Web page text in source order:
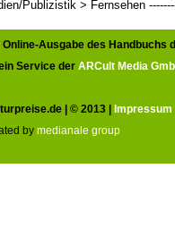
Publizistik > Fernsehen
Online-Ausgabe des Handbuchs
Service der ARCult Media
| © 2013 | Impressum
by medianale group